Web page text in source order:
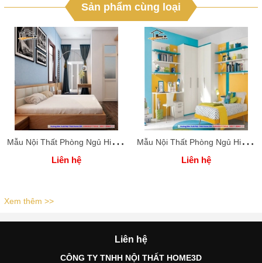
Sản phẩm cùng loại
M
ẫu Nội Thất Phòng Ngủ Hiện Đại
Liên hệ
M
ẫu Nội Thất Phòng Ngủ Hiện Đại
Liên hệ
Xem thêm >>
Liên hệ
CÔNG TY TNHH NỘI THẤT HOME3D